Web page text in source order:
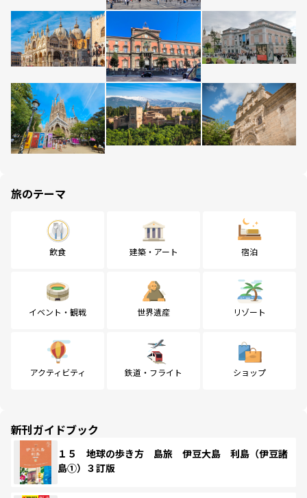
旅のテーマ
飲食 建築・アート 宿泊
イベント・観戦 世界遺産 リゾート
アクティビティ 鉄道・フライト ショップ
新刊ガイドブック
１５ 地球の歩き方 島旅 伊豆大島 利島（伊豆諸
島①）３訂版